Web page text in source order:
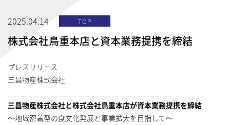
2025.04.14 TOP
株式会社鳥重本店と資本業務提携を締結
プレスリリース
三昌物産株式会社
三昌物産株式会社と株式会社鳥重本店が資本業務提携を締結
〜地域密着型の食文化発展と事業拡大を目指して〜